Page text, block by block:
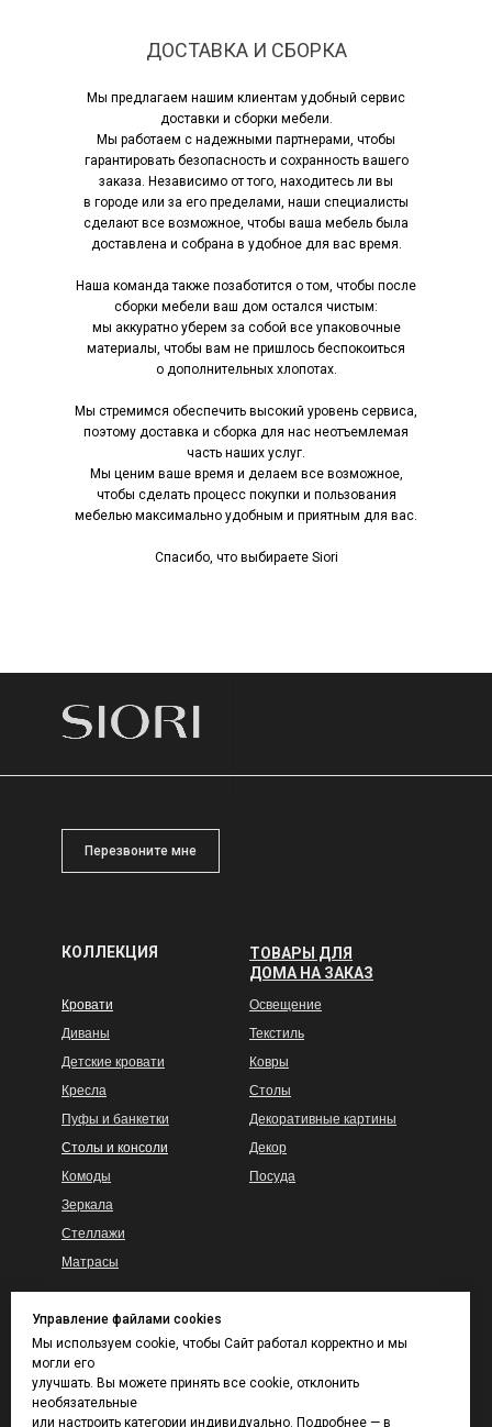
Управление файлами cookies
Мы используем cookie, чтобы Сайт работал корректно и мы
могли его
улучшать. Вы можете принять все cookie, отклонить
необязательные
или настроить категории индивидуально. Подробнее — в
ДОСТАВКА И СБОРКА
Мы предлагаем нашим клиентам удобный сервис
доставки и сборки мебели.
Мы работаем с надежными партнерами, чтобы
гарантировать безопасность и сохранность вашего
заказа. Независимо от того, находитесь ли вы
в городе или за его пределами, наши специалисты
сделают все возможное, чтобы ваша мебель была
доставлена и собрана в удобное для вас время.
Наша команда также позаботится о том, чтобы после
сборки мебели ваш дом остался чистым:
мы аккуратно уберем за собой все упаковочные
материалы, чтобы вам не пришлось беспокоиться
о дополнительных хлопотах.
Мы стремимся обеспечить высокий уровень сервиса,
поэтому доставка и сборка для нас неотъемлемая
часть наших услуг.
Мы ценим ваше время и делаем все возможное,
чтобы сделать процесс покупки и пользования
мебелью максимально удобным и приятным для вас.
Спасибо, что выбираете Siori
Освещение
Текстиль
Ковры
Столы
Декоративные картины
Декор
Посуда
Кровати
Диваны
Детские кровати
Кресла
Пуфы и банкетки
Столы и консоли
Комоды
Зеркала
Стеллажи
Матрасы
ТОВАРЫ ДЛЯ
ДОМА НА ЗАКАЗ
КОЛЛЕКЦИЯ
КАТАЛОГ ТКАНЕЙ
И ВЫКРАСОВ
Покупателям
Каталог тканей
Гарантия
Контакты
Перезвоните мне